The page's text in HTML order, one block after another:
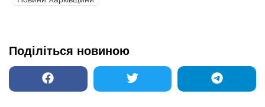
Поділіться новиною